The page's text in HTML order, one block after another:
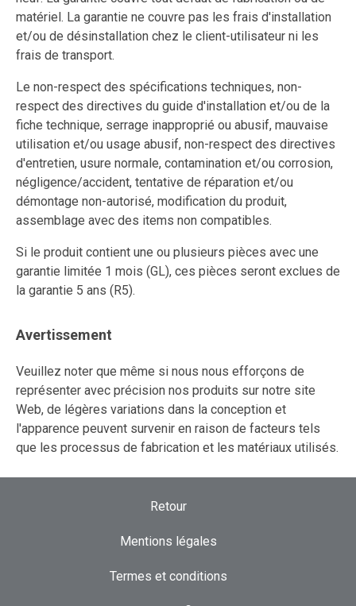
matériel. La garantie ne couvre pas les frais d'installation
et/ou de désinstallation chez le client-utilisateur ni les
frais de transport.
Le non-respect des spécifications techniques, non-
respect des directives du guide d'installation et/ou de la
fiche technique, serrage inapproprié ou abusif, mauvaise
utilisation et/ou usage abusif, non-respect des directives
d'entretien, usure normale, contamination et/ou corrosion,
négligence/accident, tentative de réparation et/ou
démontage non-autorisé, modification du produit,
assemblage avec des items non compatibles.
Si le produit contient une ou plusieurs pièces avec une
garantie limitée 1 mois (GL), ces pièces seront exclues de
la garantie 5 ans (R5).
Avertissement
Veuillez noter que même si nous nous efforçons de
représenter avec précision nos produits sur notre site
Web, de légères variations dans la conception et
l'apparence peuvent survenir en raison de facteurs tels
que les processus de fabrication et les matériaux utilisés.
Retour
Mentions légales
Termes et conditions